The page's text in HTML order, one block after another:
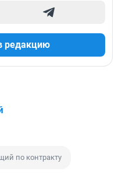
редакцию
по контракту